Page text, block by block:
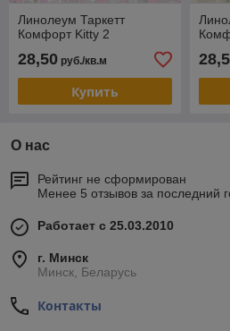
Линолеум Таркетт
Комфорт Kitty 2
28,50 руб./кв.м
Купить
О нас
Рейтинг не сформирован
Менее 5 отзывов за последний
Работает с 25.03.2010
г. Минск
Минск, Беларусь
Контакты